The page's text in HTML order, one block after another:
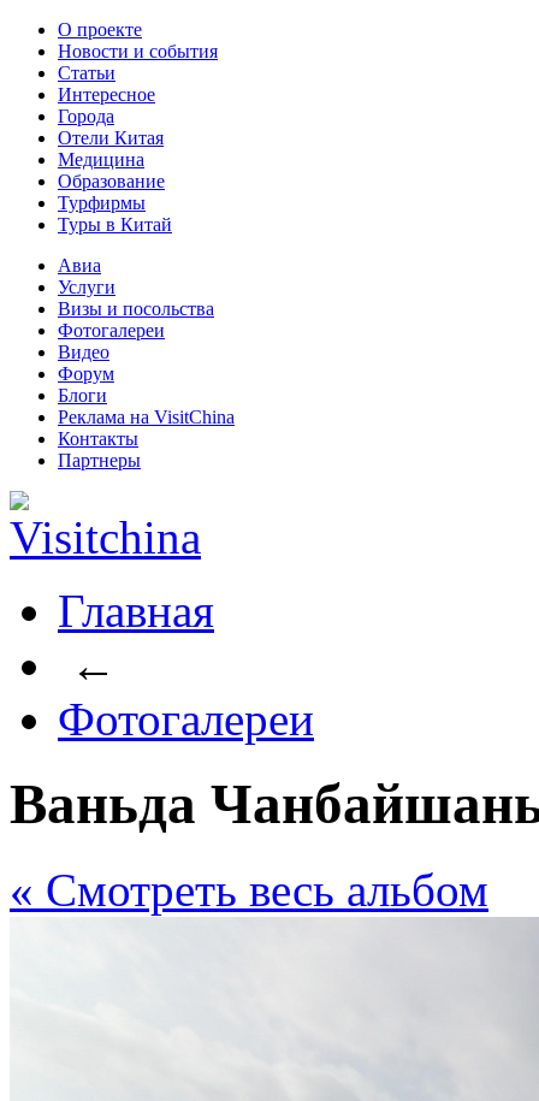
О проекте
Новости и события
Статьи
Интересное
Города
Отели Китая
Медицина
Образование
Турфирмы
Туры в Китай
Авиа
Услуги
Визы и посольства
Фотогалереи
Видео
Форум
Блоги
Реклама на VisitChina
Контакты
Партнеры
Главная
←
Фотогалереи
Ваньда
« Cмотреть весь альбом